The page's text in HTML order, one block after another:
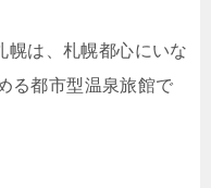
幌は、札幌都心にいな
る都市型温泉旅館で